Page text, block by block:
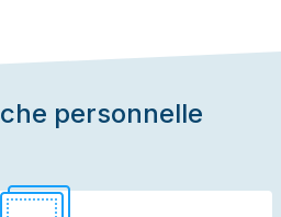
personnelle